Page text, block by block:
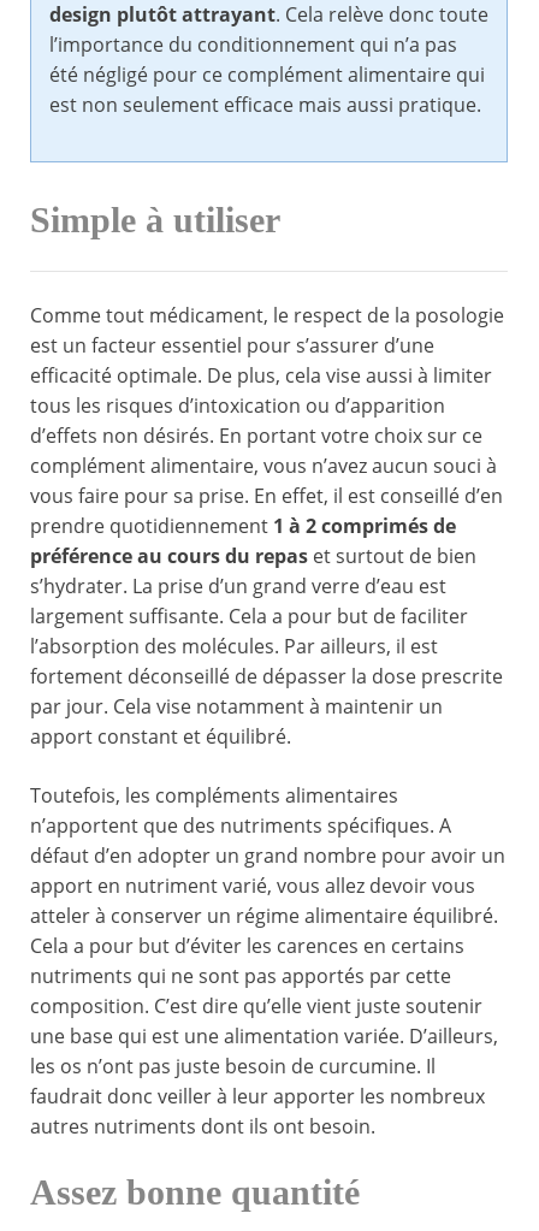
design plutôt attrayant. Cela relève donc toute
l’importance du conditionnement qui n’a pas
été négligé pour ce complément alimentaire qui
est non seulement efficace mais aussi pratique.
Simple à utiliser
Comme tout médicament, le respect de la posologie
est un facteur essentiel pour s’assurer d’une
efficacité optimale. De plus, cela vise aussi à limiter
tous les risques d’intoxication ou d’apparition
d’effets non désirés. En portant votre choix sur ce
complément alimentaire, vous n’avez aucun souci à
vous faire pour sa prise. En effet, il est conseillé d’en
prendre quotidiennement 1 à 2 comprimés de
préférence au cours du repas et surtout de bien
s’hydrater. La prise d’un grand verre d’eau est
largement suffisante. Cela a pour but de faciliter
l’absorption des molécules. Par ailleurs, il est
fortement déconseillé de dépasser la dose prescrite
par jour. Cela vise notamment à maintenir un
apport constant et équilibré.
Toutefois, les compléments alimentaires
n’apportent que des nutriments spécifiques. A
défaut d’en adopter un grand nombre pour avoir un
apport en nutriment varié, vous allez devoir vous
atteler à conserver un régime alimentaire équilibré.
Cela a pour but d’éviter les carences en certains
nutriments qui ne sont pas apportés par cette
composition. C’est dire qu’elle vient juste soutenir
une base qui est une alimentation variée. D’ailleurs,
les os n’ont pas juste besoin de curcumine. Il
faudrait donc veiller à leur apporter les nombreux
autres nutriments dont ils ont besoin.
Assez bonne quantité